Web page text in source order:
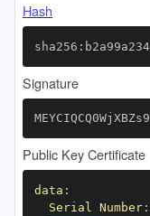
Hash
Signature
Public Key Certificate
data :
Serial Number: